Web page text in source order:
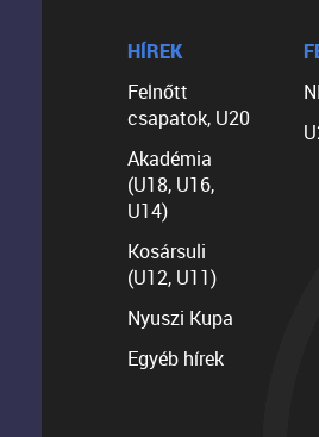
HÍREK
Felnőtt
csapatok, U20
Akadémia
(U18, U16,
U14)
Kosársuli
(U12, U11)
Nyuszi Kupa
Egyéb hírek